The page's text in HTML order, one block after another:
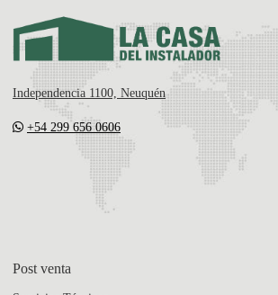
Independencia 1100, Neuquén
+54 299 656 0606
Post venta